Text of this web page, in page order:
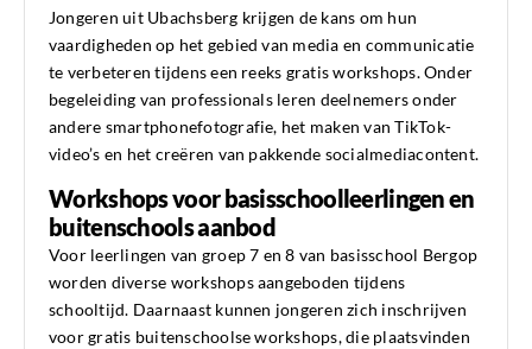
Jongeren uit Ubachsberg krijgen de kans om hun
vaardigheden op het gebied van media en communicatie
te verbeteren tijdens een reeks gratis workshops. Onder
begeleiding van professionals leren deelnemers onder
andere smartphonefotografie, het maken van TikTok-
video’s en het creëren van pakkende socialmediacontent.
Workshops voor basisschoolleerlingen en
buitenschools aanbod
Voor leerlingen van groep 7 en 8 van basisschool Bergop
worden diverse workshops aangeboden tijdens
schooltijd. Daarnaast kunnen jongeren zich inschrijven
voor gratis buitenschoolse workshops, die plaatsvinden